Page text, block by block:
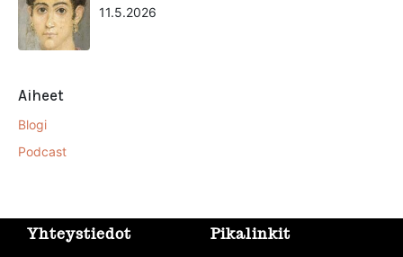
11.5.2026
Aiheet
Blogi
Podcast
Yhteystiedot Pikalinkit